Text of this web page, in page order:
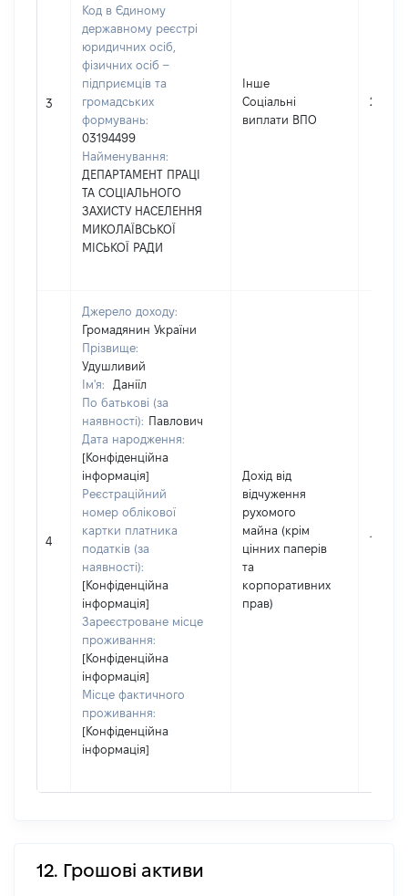
3
Код в Єдиному
державному реєстрі
юридичних осіб,
фізичних осіб –
підприємців та
громадських
формувань:
03194499
Найменування:
ДЕПАРТАМЕНТ ПРАЦІ
ТА СОЦІАЛЬНОГО
ЗАХИСТУ НАСЕЛЕННЯ
МИКОЛАЇВСЬКОЇ
МІСЬКОЇ РАДИ
Інше
Соціальні
виплати ВПО
22000
4
Джерело доходу:
Громадянин України
Прізвище:
Удушливий
Ім'я:
Даніїл
По батькові (за
наявності): Павлович
Дата народження:
[Конфіденційна
інформація]
Реєстраційний
номер облікової
картки платника
податків (за
наявності):
[Конфіденційна
інформація]
Зареєстроване місце
проживання:
[Конфіденційна
інформація]
Місце фактичного
проживання:
[Конфіденційна
інформація]
Дохід від
відчуження
рухомого
майна (крім
цінних паперів
та
корпоративних
прав)
12. Грошові активи